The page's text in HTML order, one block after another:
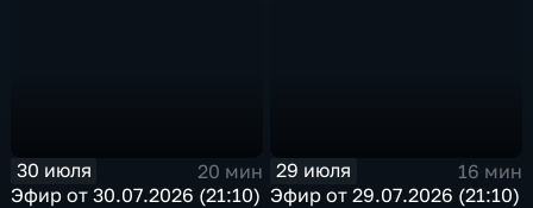
30 июля
20 мин
Эфир от 30.07.2026 (21:10)
29 июля
16 мин
Эфир от 29.07.2026 (21:10)